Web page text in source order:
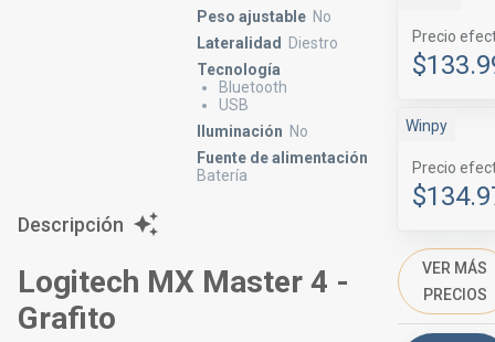
Peso ajustable No
Lateralidad
Diestro
Tecnología
Bluetooth
USB
Iluminación No
Fuente de alimentación
Batería
Precio
Winpy
Precio
VER MÁS
PRECIOS
Descripción
Logitech MX Master 4 -
Grafito